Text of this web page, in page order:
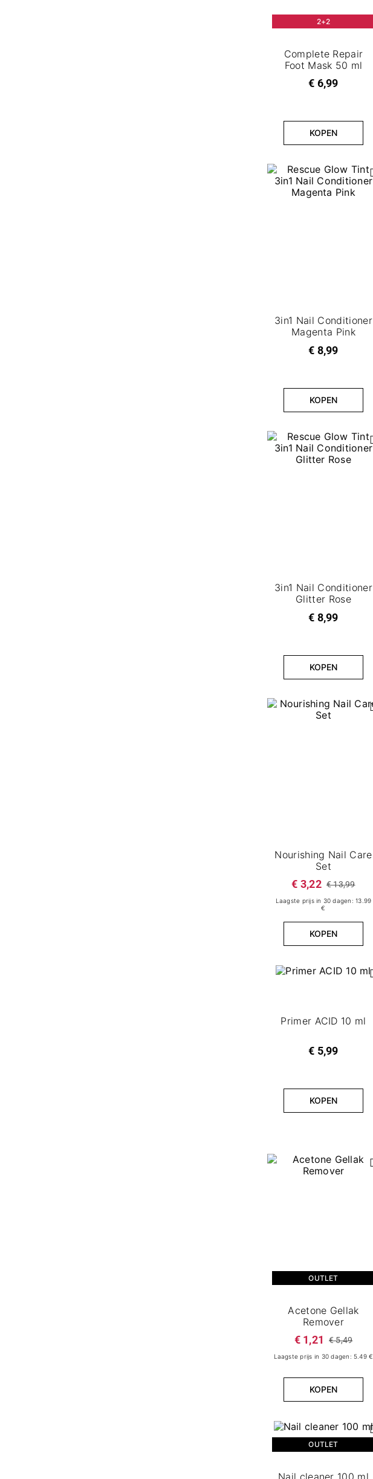
2+2
Complete Repair
Foot Mask 50 ml
€ 6,99
KOPEN
3in1 Nail Conditioner
Magenta Pink
€ 8,99
KOPEN
3in1 Nail Conditioner​
Glitter Rose
€ 8,99
KOPEN
Nourishing Nail Care
Set
€ 3,22 € 13,99
Laagste prijs in 30 dagen: 13.99
€
KOPEN
Primer ACID 10 ml
€ 5,99
KOPEN
OUTLET
Acetone Gellak
Remover
€ 1,21 € 5,49
Laagste prijs in 30 dagen: 5.49 €
KOPEN
OUTLET